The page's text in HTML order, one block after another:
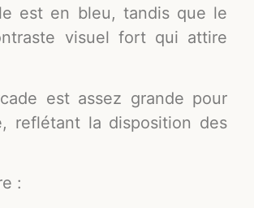
est en bleu, tandis que le
visuel fort qui attire
est assez grande pour
reflétant la disposition des
: